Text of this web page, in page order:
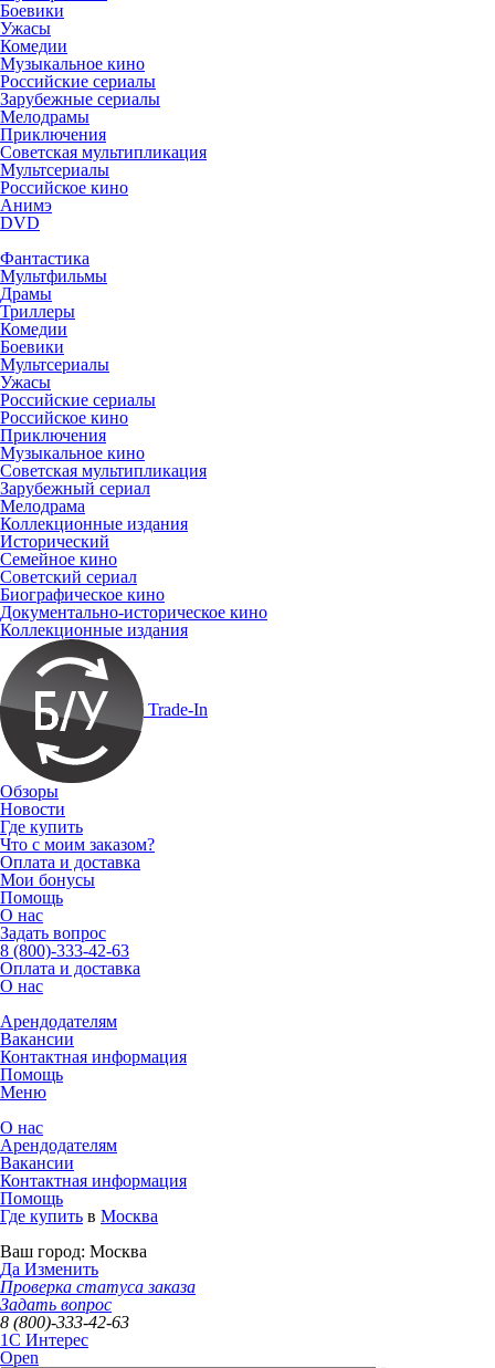
Боевики
Ужасы
Комедии
Музыкальное кино
Российские сериалы
Зарубежные сериалы
Мелодрамы
Приключения
Советская мультипликация
Мультсериалы
Российское кино
Анимэ
DVD
Фантастика
Мультфильмы
Драмы
Триллеры
Комедии
Боевики
Мультсериалы
Ужасы
Российские сериалы
Российское кино
Приключения
Музыкальное кино
Советская мультипликация
Зарубежный сериал
Мелодрама
Коллекционные издания
Исторический
Семейное кино
Советский сериал
Биографическое кино
Документально-историческое кино
Коллекционные издания
Trade-In
Обзоры
Новости
Где купить
Что с моим заказом?
Оплата и доставка
Мои бонусы
Помощь
О нас
Задать вопрос
8 (800)-333-42-63
Оплата и доставка
О нас
Арендодателям
Вакансии
Контактная информация
Помощь
Меню
О нас
Арендодателям
Вакансии
Контактная информация
Помощь
Где купить в Москва
Ваш город: Москва
Да Изменить
Проверка статуса заказа
Задать вопрос
8 (800)-333-42-63
1C Интерес
Open